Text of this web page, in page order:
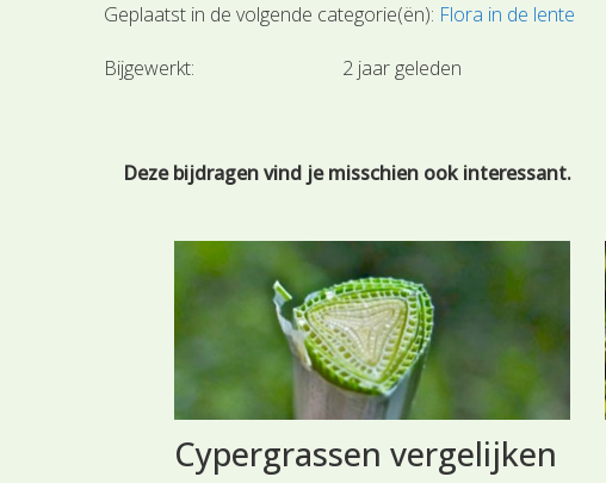
Geplaatst in de volgende categorie(ën): Flora in de lente
Bijgewerkt: 2 jaar geleden
Deze bijdragen vind je misschien ook interessant.
Cypergrassen vergelijken